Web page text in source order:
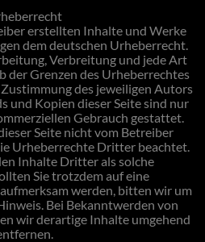
erstellten Inhalte und Werke
dem deutschen Urheberrecht.
Verbreitung und jede Art
der Grenzen des Urheberrechtes
des jeweiligen Autors
und Kopien dieser Seite sind nur
Gebrauch gestattet.
Seite nicht vom Betreiber
Urheberrechte Dritter beachtet.
Inhalte Dritter als solche
Sie trotzdem auf eine
werden, bitten wir um
Bei Bekanntwerden von
wir derartige Inhalte umgehend